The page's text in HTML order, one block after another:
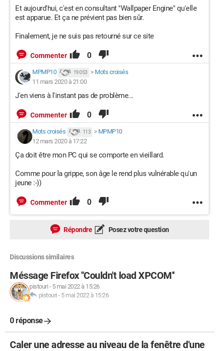
Et aujourd'hui, c'est en consultant "Wallpaper Engine" qu'elle
est apparue. Et ça ne prévient pas bien sûr.
Finalement, je ne suis pas retourné sur ce site
Commenter 0
MPMP10 19 053 > Mots croisés
11 mars 2020 à 21:00
J'en viens à l'instant pas de problème...
Commenter 0
Mots croisés 113 > MPMP10
12 mars 2020 à 17:22
Ça doit être mon PC qui se comporte en vieillard.
Comme pour la grippe, son âge le rend plus vulnérable qu'un
jeune :-))
Commenter 0
Répondre Posez votre question
Discussions similaires
Méssage Firefox ''Couldn't load XPCOM''
pistouri - 5 mai 2022 à 15:26
pistouri - 5 mai 2022 à 15:26
0 réponse
Caler une adresse au niveau de la fenêtre d'une